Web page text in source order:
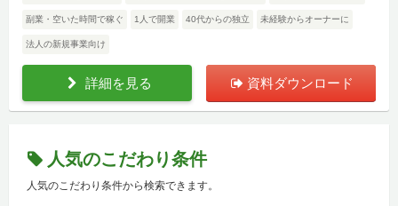
副業・空いた時間で稼ぐ 1人で開業 40代からの独立 未経験からオーナーに
法人の新規事業向け
詳細を見る 資料ダウンロード
人気のこだわり条件
人気のこだわり条件から検索できます。